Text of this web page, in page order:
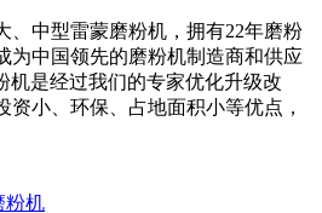
、中型雷蒙磨粉机，拥有22年磨粉
为中国领先的磨粉机制造商和供应
机是经过我们的专家优化升级改
资小、环保、占地面积小等优点，